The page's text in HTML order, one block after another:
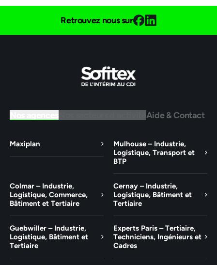
Retrouvez nous sur
Aide & Contact
Maxiplan
Mulhouse – Industrie,
Logistique, Transport et
BTP
Colmar – Industrie,
Logistique, Commerce,
Bâtiment et Tertiaire
Cernay – Industrie,
Logistique, Bâtiment et
Tertiaire
Guebwiller – Industrie,
Logistique, Bâtiment et
Tertiaire
Experts Paris – Tertiaire,
Techniciens, Ingénieurs et
Cadres